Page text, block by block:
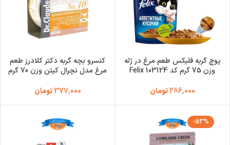
پوچ گربه فلیکس طعم مرغ در ژله
وزن 75 گرم کد 103124 Felix
286,000 تومان
کنسرو بچه گربه دکتر کلادرز طعم
مرغ مدل نچرال کیتن وزن 70 گرم
377,000 تومان
-53%